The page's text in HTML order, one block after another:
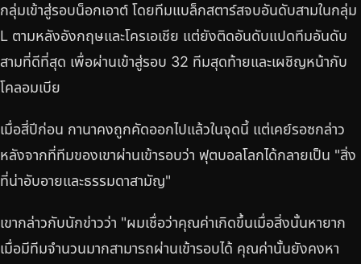
กลุ่มเข้าสู่รอบน็อกเอาต์ โดยทีมแบล็กสตาร์สจบอันดับสามในกลุ่ม
L ตามหลังอังกฤษและโครเอเชีย แต่ยังติดอันดับแปดทีมอันดับ
สามที่ดีที่สุด เพื่อผ่านเข้าสู่รอบ 32 ทีมสุดท้ายและเผชิญหน้ากับ
โคลอมเบีย
เมื่อสี่ปีก่อน กานาคงถูกคัดออกไปแล้วในจุดนี้ แต่เคย์รอซกล่าว
หลังจากที่ทีมของเขาผ่านเข้ารอบว่า ฟุตบอลโลกได้กลายเป็น "สิ่ง
ที่น่าอับอายและธรรมดาสามัญ"
เขากล่าวกับนักข่าวว่า "ผมเชื่อว่าคุณค่าเกิดขึ้นเมื่อสิ่งนั้นหายาก
เมื่อมีทีมจำนวนมากสามารถผ่านเข้ารอบได้ คุณค่านั้นยังคงหา